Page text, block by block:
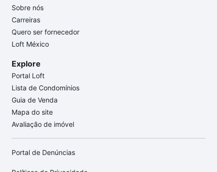
Sobre nós
Carreiras
Quero ser fornecedor
Loft México
Explore
Portal Loft
Lista de Condomínios
Guia de Venda
Mapa do site
Avaliação de imóvel
Portal de Denúncias